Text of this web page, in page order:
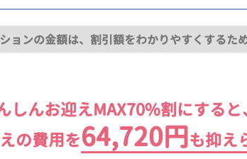
ョンの金額は、割引額をわかりやすくするた
しんお迎えMAX70%割にすると
の費用を64,720円も抑え